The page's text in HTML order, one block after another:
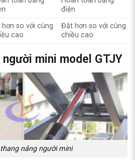
điện
hơn so với cùng
cao
Đắt hơn so với cùng
chiều cao
người mini model GTJY
nâng người mini